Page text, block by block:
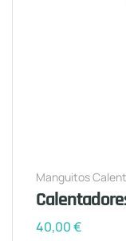
Manguitos
Calentadores
40,00€